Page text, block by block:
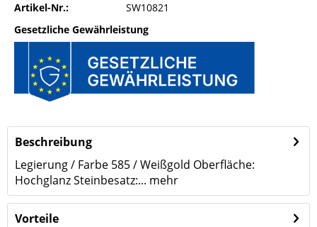
Artikel-Nr.:
SW10821
Gesetzliche Gewährleistung
Beschreibung
Legierung / Farbe 585 / Weißgold Oberfläche:
Hochglanz Steinbesatz:... mehr
Vorteile